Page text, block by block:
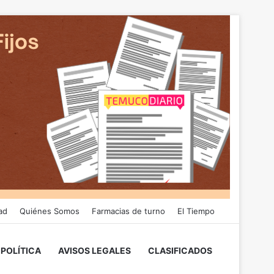
Quiénes Somos Farmacias de turno El Tiempo
POLÍTICA AVISOS LEGALES CLASIFICADOS